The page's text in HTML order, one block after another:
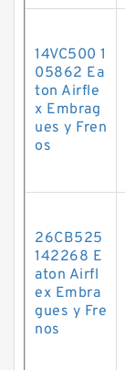
14VC500 1
05862 Ea
ton Airfle
x Embrag
ues y Fren
os
26CB525
142268 E
aton Airfl
ex Embra
gues y Fre
nos